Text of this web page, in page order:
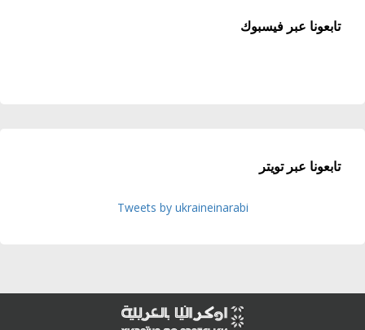
تابعونا عبر فيسبوك
تابعونا عبر تويتر
Tweets by ukraineinarabi